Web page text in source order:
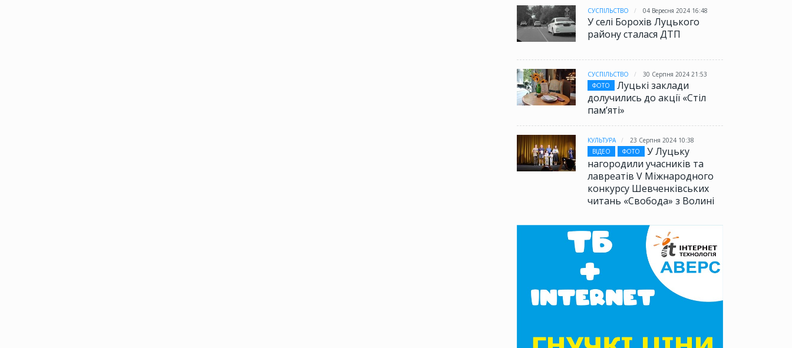
СУСПІЛЬСТВО 04 Вересня 2024 16:48
У селі Борохів Луцького
району сталася ДТП
СУСПІЛЬСТВО
30 Серпня 2024 21:53
ФОТО
Луцькі заклади
долучились до акції «Стіл
памʼяті»
КУЛЬТУРА
23 Серпня 2024 10:38
ВІДЕО
ФОТО
У Луцьку
нагородили учасників та
лавреатів V Міжнародного
конкурсу Шевченківських
читань «Свобода» з Волині